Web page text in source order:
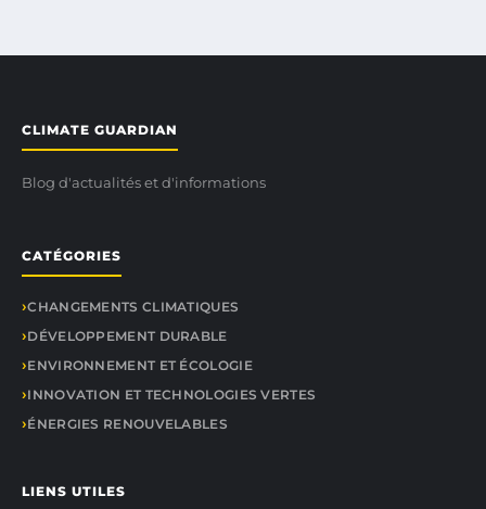
CLIMATE GUARDIAN
Blog d'actualités et d'informations
CATÉGORIES
CHANGEMENTS CLIMATIQUES
DÉVELOPPEMENT DURABLE
ENVIRONNEMENT ET ÉCOLOGIE
INNOVATION ET TECHNOLOGIES VERTES
ÉNERGIES RENOUVELABLES
LIENS UTILES